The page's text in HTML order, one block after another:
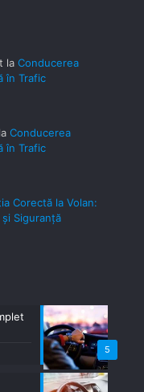
la Conducerea
în Trafic
Conducerea
în Trafic
Corectă la Volan:
Siguranță
5